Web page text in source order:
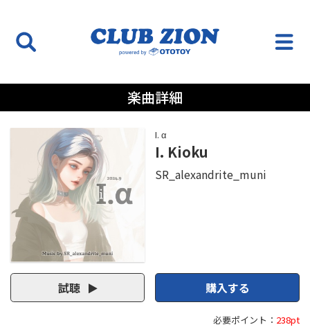
楽曲詳細
I. α
I. Kioku
SR_alexandrite_muni
試聴 購入する
必要ポイント： 238pt